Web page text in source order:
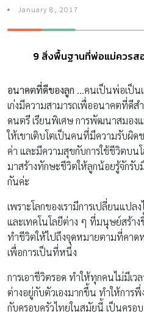
January 8, 2017
9 สิ่งพื้นฐานที่พ่อแม่ควรส
อนาคตที่ดีของลูก …คนเป็นพ่อเป็น
เก่งมีความสามารถเพื่ออนาคตที่ดีส
ดนตรี เรียนพิเศษ การพัฒนาสมอง
ให้เขาเติบโตเป็นคนที่มีความรับผิ
ค่า และมีความสุขกับการใช้ชีวิตบน
มาสร้างทักษะชีวิตให้ลูกน้อยรู้จักรั
กันค่ะ
เพราะโลกของเรามีการเปลี่ยนแปล
และเทคโนโลยีต่าง ๆ ที่มนุษย์สร้า
ทำชีวิตให้ไปถึงจุดหมายตามที่คาด
เพื่อการเป็นที่หนึ่ง
การเอาชีวิตรอด ทำให้ทุกคนไม่มีเ
ต่างอยู่กับตัวเองมากขึ้น ทำให้การ
กับครอบครัวไทยในสมัยนี้ เป็นครอ